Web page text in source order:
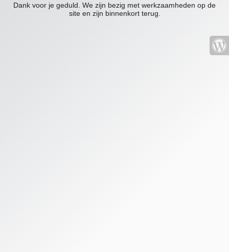
Dank voor je geduld. We zijn bezig met werkzaamheden op de
site en zijn binnenkort terug.